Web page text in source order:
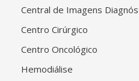
Central de Imagens
Centro Cirúrgico
Centro Oncológico
Hemodiálise